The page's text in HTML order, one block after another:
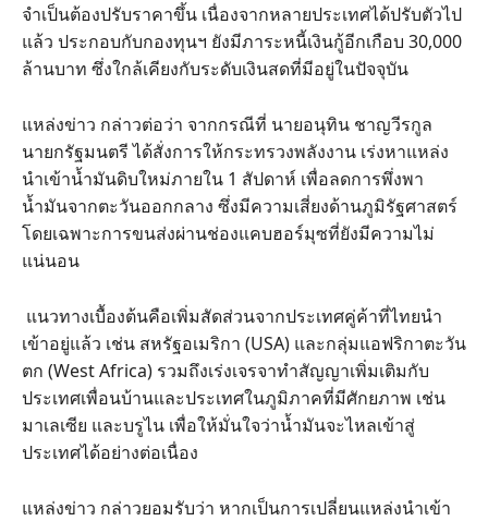
จำเป็นต้องปรับราคาขึ้น เนื่องจากหลายประเทศได้ปรับตัวไป
แล้ว ประกอบกับกองทุนฯ ยังมีภาระหนี้เงินกู้อีกเกือบ 30,000
ล้านบาท ซึ่งใกล้เคียงกับระดับเงินสดที่มีอยู่ในปัจจุบัน
แหล่งข่าว กล่าวต่อว่า จากกรณีที่ นายอนุทิน ชาญวีรกูล
นายกรัฐมนตรี ได้สั่งการให้กระทรวงพลังงาน เร่งหาแหล่ง
นำเข้าน้ำมันดิบใหม่ภายใน 1 สัปดาห์ เพื่อลดการพึ่งพา
น้ำมันจากตะวันออกกลาง ซึ่งมีความเสี่ยงด้านภูมิรัฐศาสตร์
โดยเฉพาะการขนส่งผ่านช่องแคบฮอร์มุซที่ยังมีความไม่
แน่นอน
แนวทางเบื้องต้นคือเพิ่มสัดส่วนจากประเทศคู่ค้าที่ไทยนำ
เข้าอยู่แล้ว เช่น สหรัฐอเมริกา (USA) และกลุ่มแอฟริกาตะวัน
ตก (West Africa) รวมถึงเร่งเจรจาทำสัญญาเพิ่มเติมกับ
ประเทศเพื่อนบ้านและประเทศในภูมิภาคที่มีศักยภาพ เช่น
มาเลเซีย และบรูไน เพื่อให้มั่นใจว่าน้ำมันจะไหลเข้าสู่
ประเทศได้อย่างต่อเนื่อง
แหล่งข่าว กล่าวยอมรับว่า หากเป็นการเปลี่ยนแหล่งนำเข้า